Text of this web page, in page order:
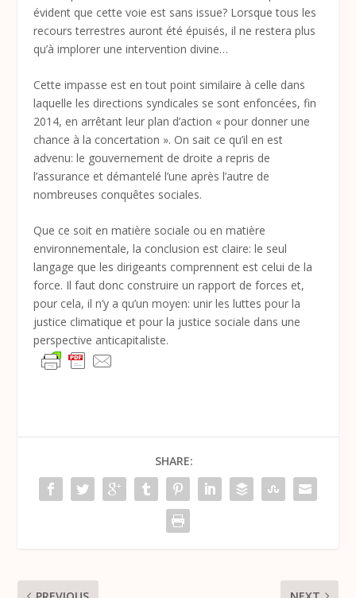
évident que cette voie est sans issue? Lorsque tous les
recours terrestres auront été épuisés, il ne restera plus
qu’à implorer une intervention divine…
Cette impasse est en tout point similaire à celle dans
laquelle les directions syndicales se sont enfoncées, fin
2014, en arrêtant leur plan d’action « pour donner une
chance à la concertation ». On sait ce qu’il en est
advenu: le gouvernement de droite a repris de
l’assurance et démantelé l’une après l’autre de
nombreuses conquêtes sociales.
Que ce soit en matière sociale ou en matière
environnementale, la conclusion est claire: le seul
langage que les dirigeants comprennent est celui de la
force. Il faut donc construire un rapport de forces et,
pour cela, il n’y a qu’un moyen: unir les luttes pour la
justice climatique et pour la justice sociale dans une
perspective anticapitaliste.
SHARE: